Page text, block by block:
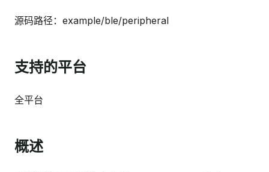
源码路径：example/ble/peripheral
支持的平台
全平台
概述